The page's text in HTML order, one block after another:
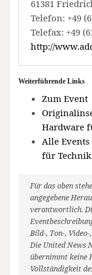
61381
Telefon: +49
Telefax: +49
http://
Weiterführende Links
Zum Event
Hardware
Alle
für
Für das oben
angegebene
verantwortlich.
Bild-, Ton-,
Die United News
übernimmt keine
Vollständigkeit